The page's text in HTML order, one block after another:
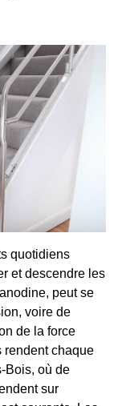
quotidiens
et descendre les
peut se
voire de
de la force
rendent chaque
Bois, où de
sur